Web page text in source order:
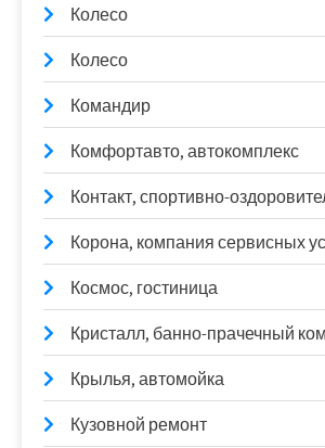
Колесо
Колесо
Командир
Комфортавто, автокомплекс
Контакт, спортивно-
Корона, компания сервисных
Космос, гостиница
Кристалл, банно-прачечный
Крылья, автомойка
Кузовной ремонт